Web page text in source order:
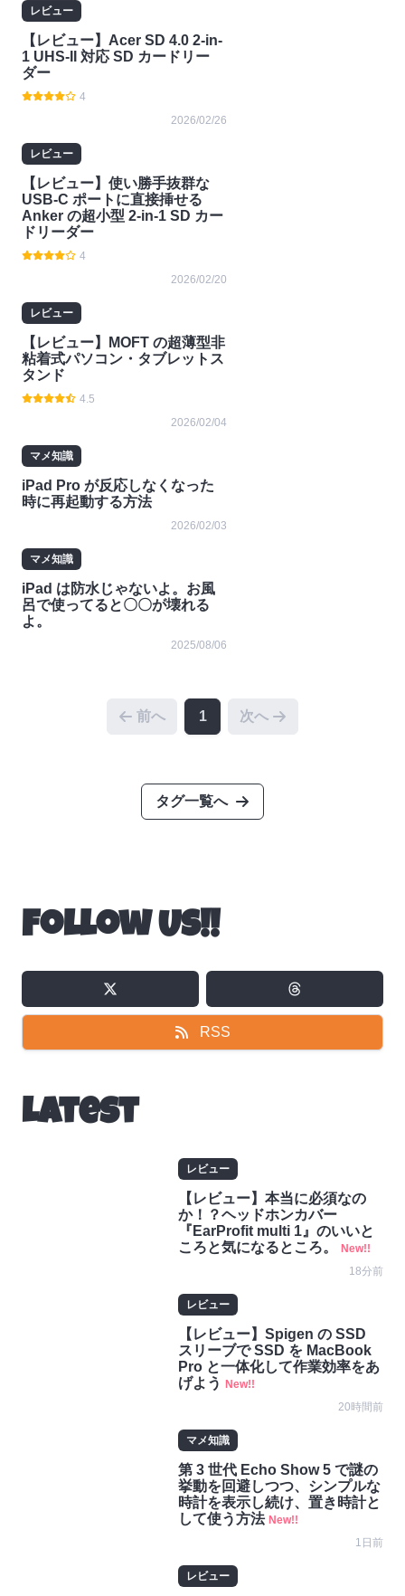
レビュー
【レビュー】Acer SD 4.0 2-in-
1 UHS-II 対応 SD カードリー
ダー
4
2026/02/26
レビュー
【レビュー】使い勝手抜群な
USB-C ポートに直接挿せる
Anker の超小型 2-in-1 SD カー
ドリーダー
4
2026/02/20
レビュー
【レビュー】MOFT の超薄型非
粘着式パソコン・タブレットス
タンド
4.5
2026/02/04
マメ知識
iPad Pro が反応しなくなった
時に再起動する方法
2026/02/03
マメ知識
iPad は防水じゃないよ。お風
呂で使ってると〇〇が壊れる
よ。
2025/08/06
前へ 1 次へ
タグ一覧へ
Follow Us!!
RSS
Latest
レビュー
【レビュー】本当に必須なの
か！？ヘッドホンカバー
『EarProfit multi 1』のいいと
ころと気になるところ。
New!!
18分前
レビュー
【レビュー】Spigen の SSD
スリーブで SSD を MacBook
Pro と一体化して作業効率をあ
げよう
New!!
20時間前
マメ知識
第 3 世代 Echo Show 5 で謎の
挙動を回避しつつ、シンプルな
時計を表示し続け、置き時計と
して使う方法 New!!
1日前
レビュー